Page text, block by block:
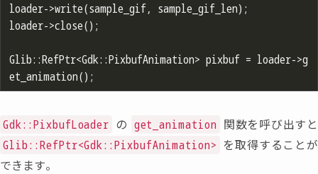
loader->write(sample_gif, sample_gif_len);
loader->close();
Glib::RefPtr<Gdk::PixbufAnimation> pixbuf = loader->g
Gdk::PixbufLoader の get_animation 関数を呼び出すと
Glib::RefPtr<Gdk::PixbufAnimation> を取得することが
できます。